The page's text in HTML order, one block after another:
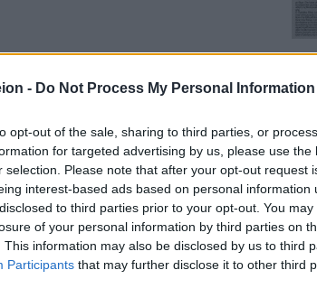
- Do Not Process My Personal Information
opt-out of the sale, sharing to third parties, or
for targeted advertising by us, please use the
selection. Please note that after your opt-out request
interest-based ads based on personal information
to third parties prior to your opt-out. You
of your personal information by third parties on
This information may also be disclosed by us to third
Participants that may further disclose it to other third
Με μεγάλη επιτυχία
Διατροφής